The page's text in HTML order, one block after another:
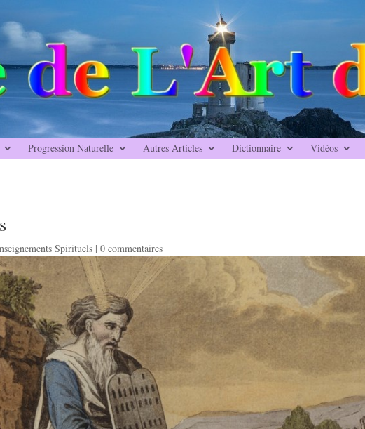
Progression Naturelle Autres Articles Dictionnaire Vidéos
Spirituels |0 commentaires